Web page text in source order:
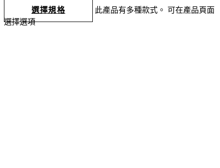
選擇規格
此產品有多種款式。 可在產品頁面
選擇選項